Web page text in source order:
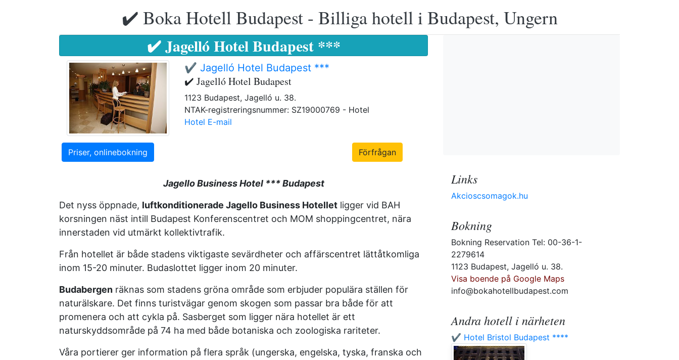
✔️ Boka Hotell Budapest - Billiga hotell i Budapest, Ungern
✔️ Jagelló Hotel Budapest ***
✔️ Jagelló Hotel Budapest ***
✔️ Jagelló Hotel Budapest
1123 Budapest, Jagelló u. 38.
NTAK-registreringsnummer: SZ19000769 - Hotel
Hotel E-mail
Priser, onlinebokning Förfrågan
Jagello Business Hotel *** Budapest
Det nyss öppnade, luftkonditionerade Jagello Business Hotellet ligger vid BAH
korsningen näst intill Budapest Konferenscentret och MOM shoppingcentret, nära
innerstaden vid utmärkt kollektivtrafik.
Från hotellet är både stadens viktigaste sevärdheter och affärscentret lättåtkomliga
inom 15-20 minuter. Budaslottet ligger inom 20 minuter.
Budabergen räknas som stadens gröna område som erbjuder populära ställen för
naturälskare. Det finns turistvägar genom skogen som passar bra både för att
promenera och att cykla på. Sasberget som ligger nära hotellet är ett
naturskyddsområde på 74 ha med både botaniska och zoologiska rariteter.
Våra portierer ger information på flera språk (ungerska, engelska, tyska, franska och
Links
Akcioscsomagok.hu
Bokning
Bokning Reservation Tel: 00-36-1-
2279614
1123 Budapest, Jagelló u. 38.
Visa boende på Google Maps
info@bokahotellbudapest.com
Andra hotell i närheten
✔️ Hotel Bristol Budapest ****